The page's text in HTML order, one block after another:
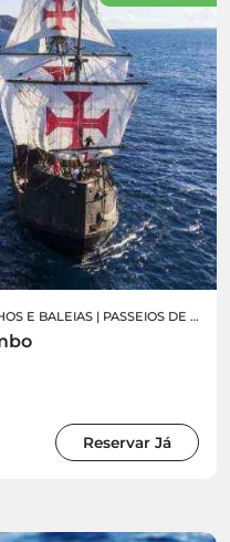
E BALEIAS | PASSEIOS DE BARCO
Reservar Já